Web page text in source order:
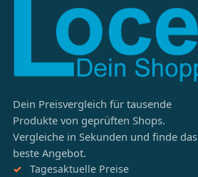
Dein Preisvergleich für tausende
Produkte von geprüften Shops.
Vergleiche in Sekunden und finde das
beste Angebot.
Tagesaktuelle Preise